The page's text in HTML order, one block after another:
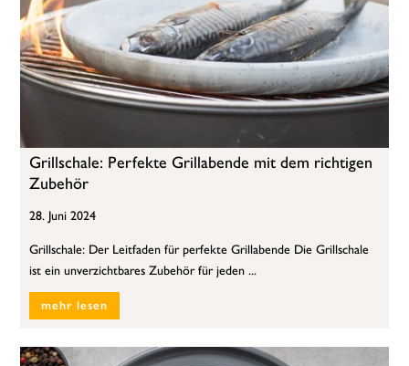
Grillschale: Perfekte Grillabende mit dem richtigen
Zubehör
28. Juni 2024
Grillschale: Der Leitfaden für perfekte Grillabende Die Grillschale
ist ein unverzichtbares Zubehör für jeden ...
mehr lesen